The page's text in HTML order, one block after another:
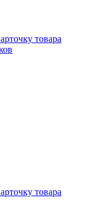
товара
товара